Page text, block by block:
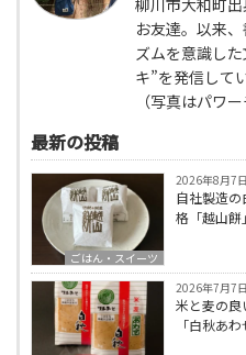
柳川市大和町
お友達。以来
ズムを意識し
キ”を発信して
（写真はパワ
最新の投稿
ごはん・スイーツ
2026年8月7日
自社製造
格「越山餅」
2026年7月7日
米と麦の良
「白秋あ